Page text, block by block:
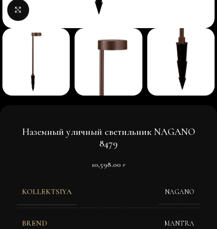
Нажмите, чтобы увеличить изображение
Наземный уличный светильник NAGANO
8479
10,598.00 ₽
KOLLEKTSIYA NAGANO
BREND MANTRA